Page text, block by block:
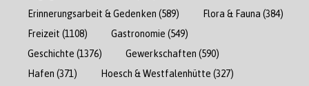
Erinnerungsarbeit & Gedenken (589) Flora & Fauna (384)
Freizeit (1108) Gastronomie (549)
Geschichte (1376) Gewerkschaften (590)
Hafen (371) Hoesch & Westfalenhütte (327)